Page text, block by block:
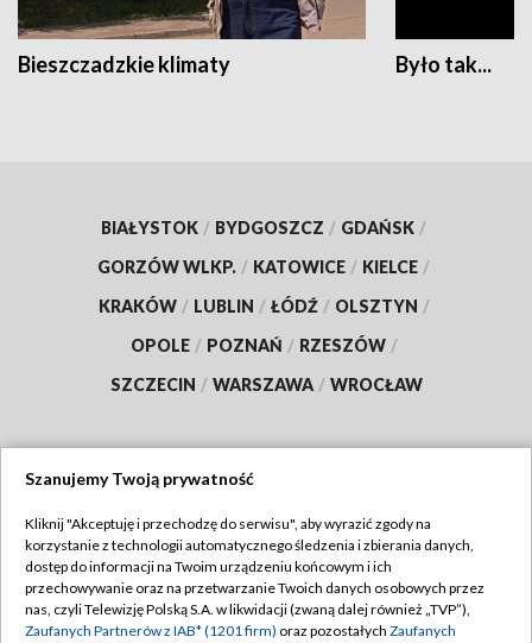
Bieszczadzkie klimaty Było tak...
BIAŁYSTOK / BYDGOSZCZ / GDAŃSK /
GORZÓW WLKP. / KATOWICE / KIELCE /
KRAKÓW / LUBLIN / ŁÓDŹ / OLSZTYN /
OPOLE / POZNAŃ / RZESZÓW /
SZCZECIN / WARSZAWA / WROCŁAW
TVP
Abonament TVP
Emisja w TVP
Regulamin TVP
Polityka prywatności
Szanujemy Twoją prywatność
Kliknij "Akceptuję i przechodzę do serwisu", aby wyrazić zgody na
korzystanie z technologii automatycznego śledzenia i zbierania danych,
dostęp do informacji na Twoim urządzeniu końcowym i ich
przechowywanie oraz na przetwarzanie Twoich danych osobowych przez
nas, czyli Telewizję Polską S.A. w likwidacji (zwaną dalej również „TVP”),
Zaufanych Partnerów z IAB* (1201 firm) oraz pozostałych Zaufanych